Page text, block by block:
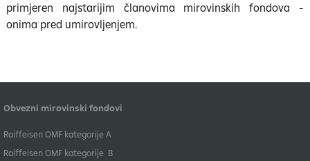
primjeren najstarijim članovima mirovinskih fondova -
onima pred umirovljenjem.
Obvezni mirovinski fondovi
​Raiffeisen OMF kategorije A
Raiffeisen OMF kategorije B